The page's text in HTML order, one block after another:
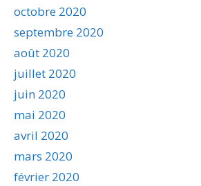
octobre 2020
septembre 2020
août 2020
juillet 2020
juin 2020
mai 2020
avril 2020
mars 2020
février 2020